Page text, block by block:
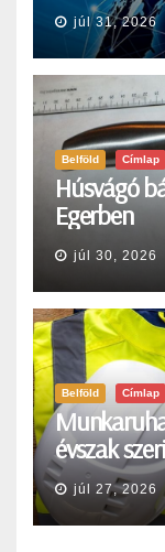
júl 31, 2026
Belföld Címlap
Húsvágó
Egerben
júl 30, 2026
Belföld Címlap
évszak
júl 27, 2026